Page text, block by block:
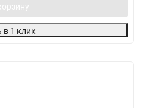
в 1 клик